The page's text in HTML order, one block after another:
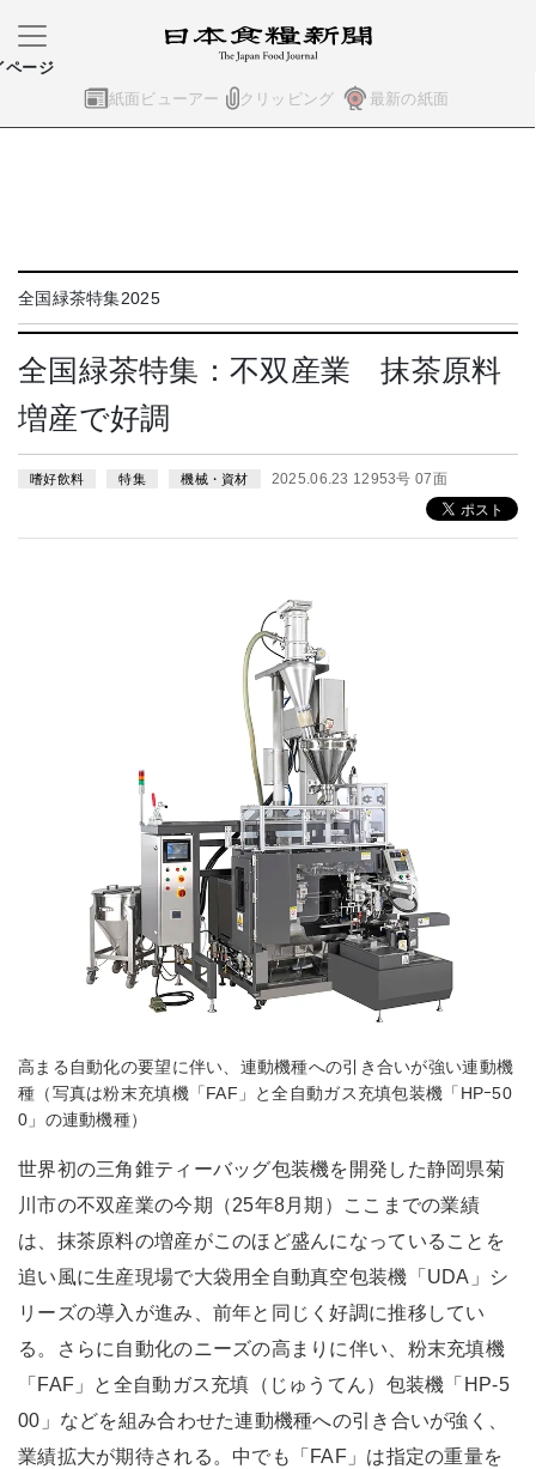
紙面ビューアー クリッピング 最新の紙面
ページ
全国緑茶特集2025
全国緑茶特集：不双産業 抹茶原料
増産で好調
嗜好飲料 特集 機械・資材 2025.06.23 12953号 07面
高まる自動化の要望に伴い、連動機種への引き合いが強い連動機
種（写真は粉末充填機「FAF」と全自動ガス充填包装機「HPｰ50
0」の連動機種）
世界初の三角錐ティーバッグ包装機を開発した静岡県菊
川市の不双産業の今期（25年8月期）ここまでの業績
は、抹茶原料の増産がこのほど盛んになっていることを
追い風に生産現場で大袋用全自動真空包装機「UDA」シ
リーズの導入が進み、前年と同じく好調に推移してい
る。さらに自動化のニーズの高まりに伴い、粉末充填機
「FAF」と全自動ガス充填（じゅうてん）包装機「HP-5
00」などを組み合わせた連動機種への引き合いが強く、
業績拡大が期待される。中でも「FAF」は指定の重量を